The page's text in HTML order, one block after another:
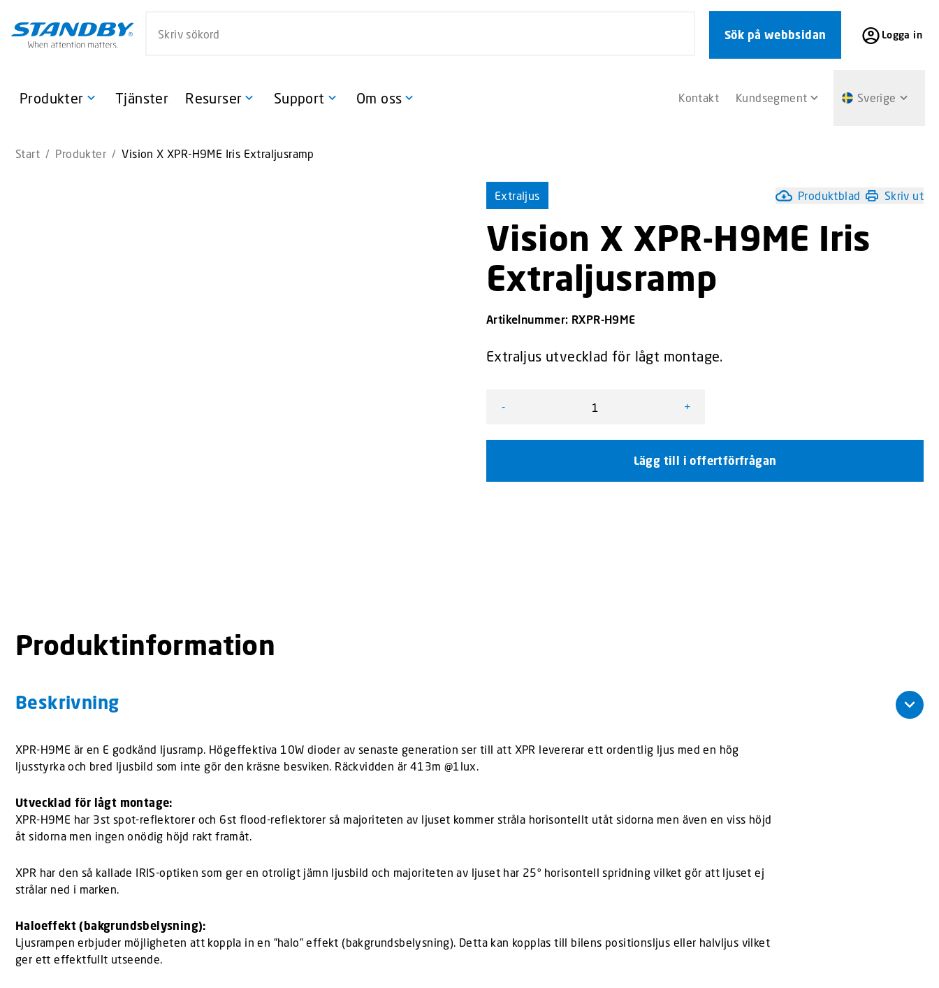
k
o
n
Sök på webbsidan Logga in
Produkter Tjänster Resurser Support Om oss Kontakt Kundsegment Sverige
Start / Produkter / Vision X XPR-H9ME Iris Extraljusramp
Extraljus Produktblad Skriv ut
Vision X XPR-H9ME Iris
Extraljusramp
Artikelnummer: RXPR-H9ME
Extraljus utvecklad för lågt montage.
-
Vision X XPR-H9ME Iris Extraljusramp mängd
+
Lägg till i offertförfrågan
Produktinformation
Beskrivning
XPR-H9ME är en E godkänd ljusramp. Högeffektiva 10W dioder av senaste generation ser till att XPR levererar ett ordentlig ljus med en hög
ljusstyrka och bred ljusbild som inte gör den kräsne besviken. Räckvidden är 413m @1lux.
Utvecklad för lågt montage:
XPR-H9ME har 3st spot-reflektorer och 6st flood-reflektorer så majoriteten av ljuset kommer stråla horisontellt utåt sidorna men även en viss höjd
åt sidorna men ingen onödig höjd rakt framåt.
XPR har den så kallade IRIS-optiken som ger en otroligt jämn ljusbild och majoriteten av ljuset har 25° horisontell spridning vilket gör att ljuset ej
strålar ned i marken.
Haloeffekt (bakgrundsbelysning):
Ljusrampen erbjuder möjligheten att koppla in en ”halo” effekt (bakgrundsbelysning). Detta kan kopplas till bilens positionsljus eller halvljus vilket
ger ett effektfullt utseende.